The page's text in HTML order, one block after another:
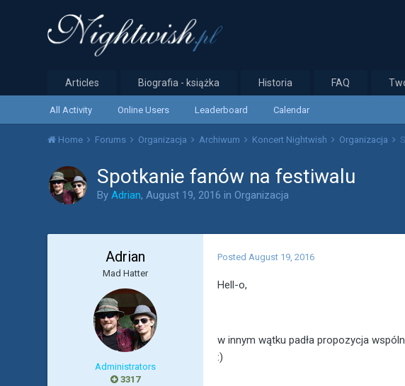
Articles Biografia - książka Historia FAQ
All Activity Online Users Leaderboard Calendar
Home Forums Organizacja Archiwum Koncert Nightwish Organizacja
Spotkanie fanów na festiwalu
By Adrian, August 19, 2016 in Organizacja
Adrian
Mad Hatter
Administrators
3317
Posted August 19, 2016
Hell-o,
w innym wątku padła propozycja
:)